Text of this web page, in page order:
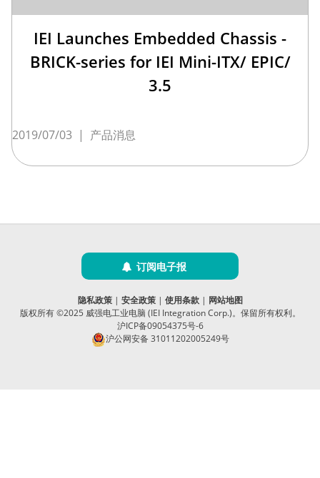
IEI Launches Embedded Chassis -
BRICK-series for IEI Mini-ITX/ EPIC/
3.5
2019/07/03 | 产品消息
订阅电子报
隐私政策| 安全政策| 使用条款| 网站地图
版权所有 ©2025 威强电工业电脑 (IEI Integration Corp.)。保留所有权利。
沪ICP备09054375号-6
沪公网安备 31011202005249号